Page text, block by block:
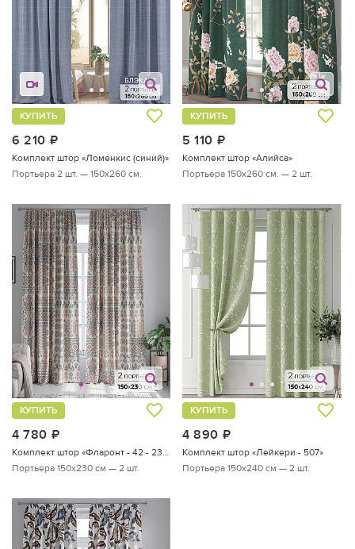
6 210
КУПИТЬ
Комплект штор «Ломенкис (синий)»
Портьера 2 шт. — 150х260 см.
5 110
КУПИТЬ
Комплект штор «Алийса»
Портьера 150х260 см. — 2 шт.
4 780
КУПИТЬ
Комплект штор «Фларонт - 42 - 230 см»
Портьера 150х230 см — 2 шт.
4 890
КУПИТЬ
Комплект штор «Лейкери - 507»
Портьера 150х240 см — 2 шт.